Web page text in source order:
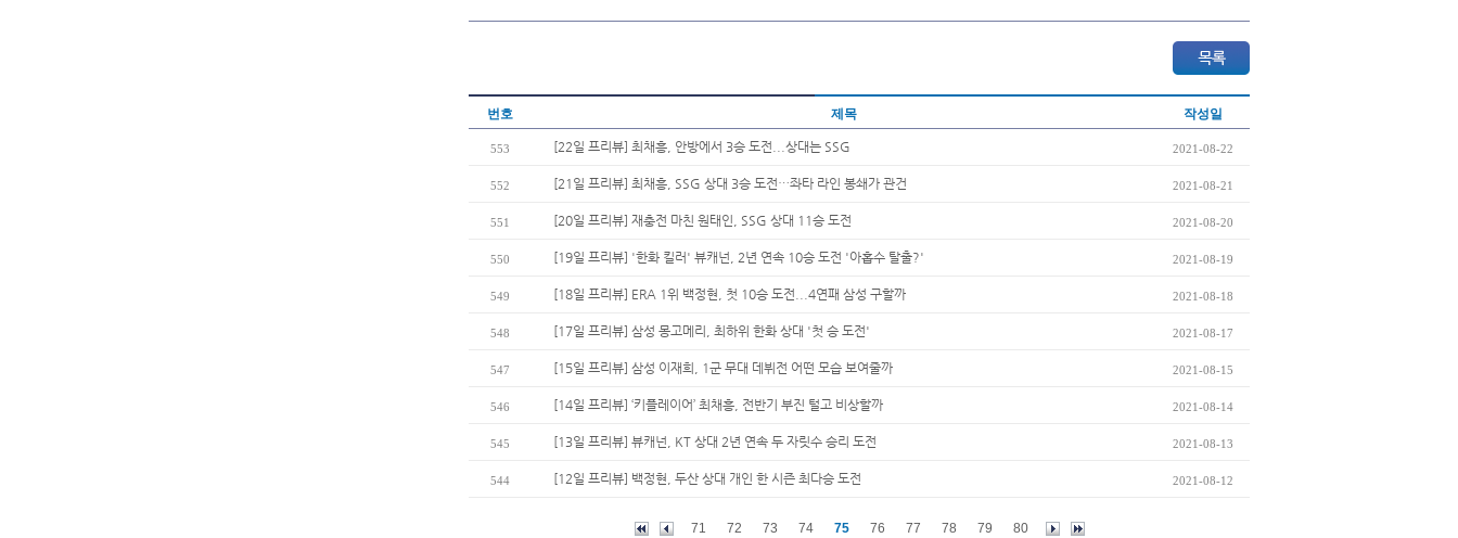
번호 제목 작성일
553 [22일 프리뷰] 최채흥, 안방에서 3승 도전...상대는 SSG 2021-08-22
552 [21일 프리뷰] 최채흥, SSG 상대 3승 도전…좌타 라인 봉쇄가 관건 2021-08-21
551 [20일 프리뷰] 재충전 마친 원태인, SSG 상대 11승 도전 2021-08-20
550 [19일 프리뷰] '한화 킬러' 뷰캐넌, 2년 연속 10승 도전 '아홉수 탈출?' 2021-08-19
549 [18일 프리뷰] ERA 1위 백정현, 첫 10승 도전...4연패 삼성 구할까 2021-08-18
548 [17일 프리뷰] 삼성 몽고메리, 최하위 한화 상대 '첫 승 도전' 2021-08-17
547 [15일 프리뷰] 삼성 이재희, 1군 무대 데뷔전 어떤 모습 보여줄까 2021-08-15
546 [14일 프리뷰] ‘키플레이어’ 최채흥, 전반기 부진 털고 비상할까 2021-08-14
545 [13일 프리뷰] 뷰캐넌, KT 상대 2년 연속 두 자릿수 승리 도전 2021-08-13
544 [12일 프리뷰] 백정현, 두산 상대 개인 한 시즌 최다승 도전 2021-08-12
71 72 73 74 75 76 77 78 79 80